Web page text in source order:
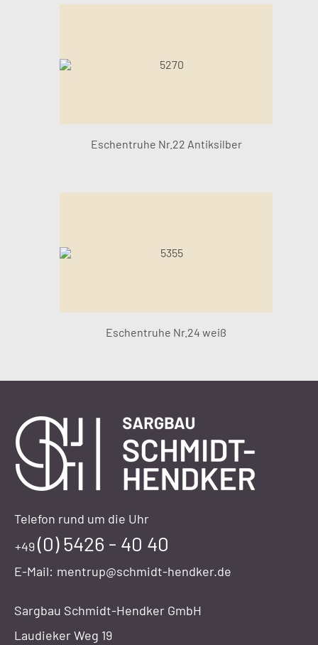
Eschentruhe Nr.22 Antiksilber
Eschentruhe Nr.24 weiß
Telefon rund um die Uhr
+49(0) 5426 - 40 40
E-Mail: mentrup@schmidt-hendker.de
Sargbau Schmidt-Hendker GmbH
Laudieker Weg 19